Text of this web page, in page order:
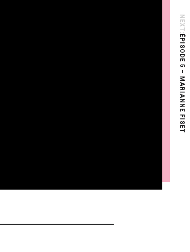
NEXT:
ÉPISODE 5 – MARIANNE FISET